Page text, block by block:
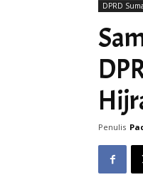
DPRD
Penulis